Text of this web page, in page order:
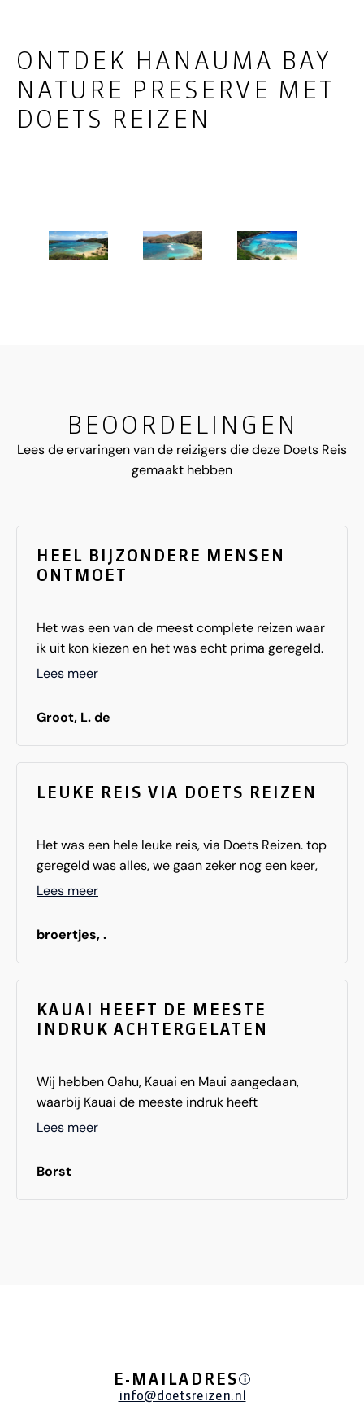
ONTDEK HANAUMA BAY
NATURE PRESERVE MET
DOETS REIZEN
BEOORDELINGEN
Lees de ervaringen van de reizigers die deze Doets Reis
gemaakt hebben
HEEL BIJZONDERE MENSEN
ONTMOET
Het was een van de meest complete reizen waar
ik uit kon kiezen en het was echt prima geregeld.
Zo veel indrukken op gedaan op deze bijzondere
ontmoet.
Lees meer
Groot, L. de
LEUKE REIS VIA DOETS REIZEN
Het was een hele leuke reis, via Doets Reizen. top
geregeld was alles, we gaan zeker nog een keer,
maar dan naar een ander gedeelte van Amerika.
Lees meer
broertjes, .
KAUAI HEEFT DE MEESTE
INDRUK ACHTERGELATEN
Wij hebben Oahu, Kauai en Maui aangedaan,
waarbij Kauai de meeste indruk heeft
achtergelaten. De overweldigende natuur, de
maar daarnaast hebben we erg veel bijzondere
eilanden erg leuk.
Lees meer
Borst
E-MAILADRES i
info@doetsreizen.nl